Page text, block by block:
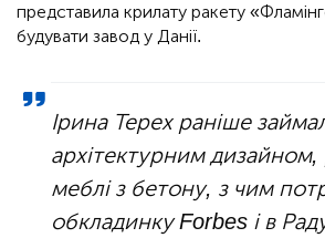
представила крилату ракету
будувати завод у Данії.
Ірина Терех раніше
архітектурним
меблі з бетону, з чим
обкладинку Forbes і в